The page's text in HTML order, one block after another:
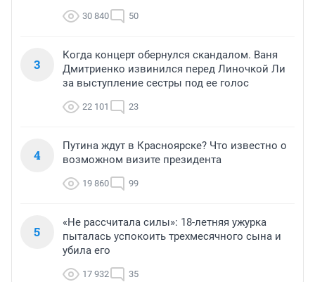
30 840 50
3
Когда концерт обернулся скандалом. Ваня
Дмитриенко извинился перед Линочкой Ли
за выступление сестры под ее голос
22 101 23
4
Путина ждут в Красноярске? Что известно о
возможном визите президента
19 860 99
5
«Не рассчитала силы»: 18-летняя ужурка
пыталась успокоить трехмесячного сына и
убила его
17 932 35